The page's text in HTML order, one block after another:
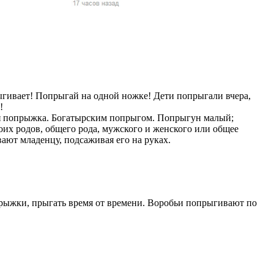
женщин и
страны),Попрыгай на одной ножке! Дети попрыгали вчера,
попрыжка. Богатырским попрыгом. Попрыгун малый;
родов, общего рода, мужского и женского или общее
младенцу, подсаживая его на руках.
прыгать время от времени. Воробьи попрыгивают по